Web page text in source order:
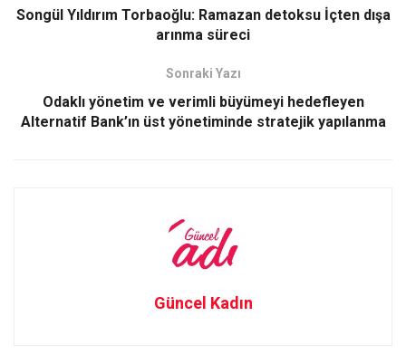
k
n
Songül Yıldırım Torbaoğlu: Ramazan detoksu İçten dışa
arınma süreci
Sonraki Yazı
Odaklı yönetim ve verimli büyümeyi hedefleyen
Alternatif Bank’ın üst yönetiminde stratejik yapılanma
Güncel Kadın